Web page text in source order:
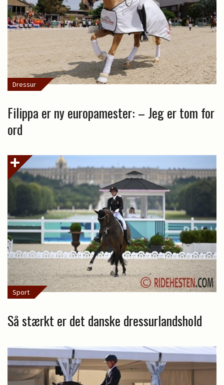
Dressur
Filippa er ny europamester: – Jeg er tom for
ord
Sport
Så stærkt er det danske dressurlandshold